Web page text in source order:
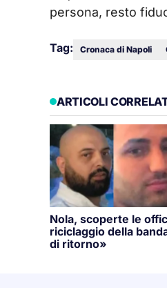
persona, resto
Tag: Cronaca di Napoli
ARTICOLI
Nola, scoperte le
riciclaggio della
di ritorno»